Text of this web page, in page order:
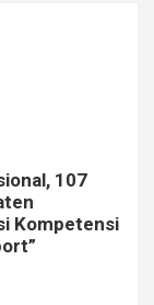
107
Kompetensi